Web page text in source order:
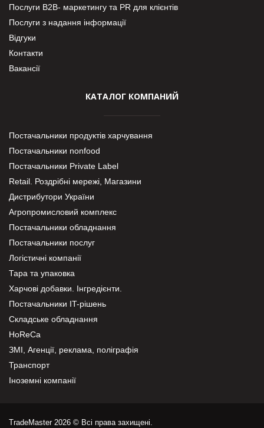
Послуги В2В- маркетингу та PR для клієнтів
Послуги з надання інформації
Відгуки
Контакти
Вакансії
КАТАЛОГ КОМПАНИЙ
Постачальники продуктів харчування
Постачальники nonfood
Постачальники Private Label
Retail. Роздрібні мережі, Магазини
Дистрибутори України
Агропромисловий комплекс
Постачальники обладнання
Постачальники послуг
Логістичні компанії
Тара та упаковка
Харчові добавки. Інгредієнти.
Постачальники IT-рішень
Складське обладнання
HoReCa
ЗМІ, Агенції, реклама, поліграфія
Транспорт
Іноземні компанії
TradeMaster 2026 © Всі права захищені.